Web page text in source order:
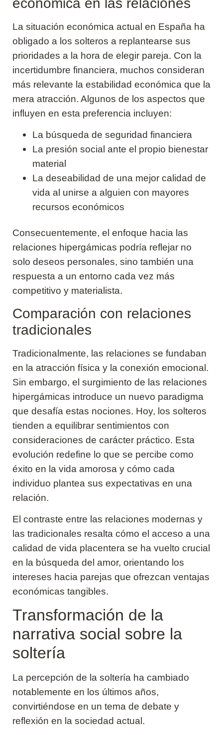
La situación económica actual en España ha
obligado a los solteros a replantearse sus
prioridades a la hora de elegir pareja. Con la
incertidumbre financiera, muchos consideran
más relevante la estabilidad económica que la
mera atracción. Algunos de los aspectos que
influyen en esta preferencia incluyen:
La búsqueda de seguridad financiera
La presión social ante el propio bienestar
material
La deseabilidad de una mejor calidad de
vida al unirse a alguien con mayores
recursos económicos
Consecuentemente, el enfoque hacia las
relaciones hipergámicas podría reflejar no
solo deseos personales, sino también una
respuesta a un entorno cada vez más
competitivo y materialista.
Comparación con relaciones
tradicionales
Tradicionalmente, las relaciones se fundaban
en la atracción física y la conexión emocional.
Sin embargo, el surgimiento de las relaciones
hipergámicas introduce un nuevo paradigma
que desafía estas nociones. Hoy, los solteros
tienden a equilibrar sentimientos con
consideraciones de carácter práctico. Esta
evolución redefine lo que se percibe como
éxito en la vida amorosa y cómo cada
individuo plantea sus expectativas en una
relación.
El contraste entre las relaciones modernas y
las tradicionales resalta cómo el acceso a una
calidad de vida placentera se ha vuelto crucial
en la búsqueda del amor, orientando los
intereses hacia parejas que ofrezcan ventajas
económicas tangibles.
Transformación de la
narrativa social sobre la
soltería
La percepción de la soltería ha cambiado
notablemente en los últimos años,
convirtiéndose en un tema de debate y
reflexión en la sociedad actual.